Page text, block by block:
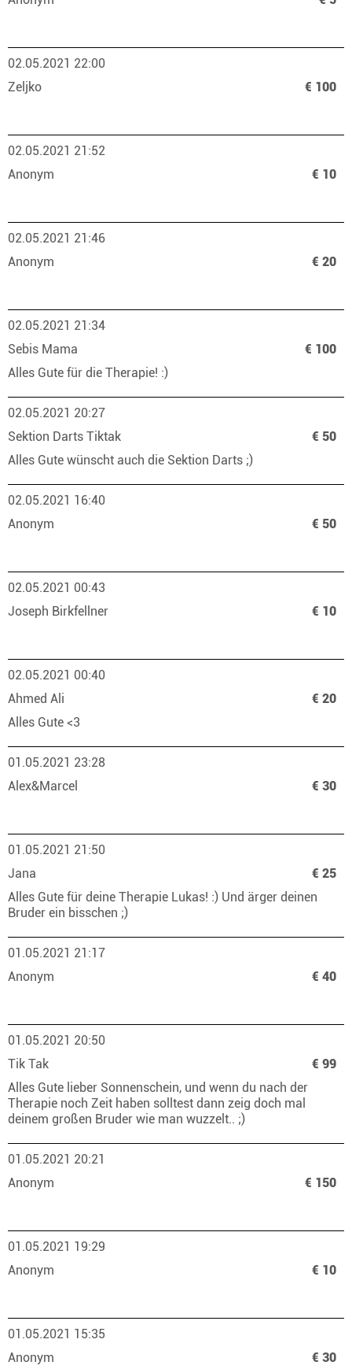
02.05.2021 22:00
Zeljko
€ 100
02.05.2021 21:52
Anonym
€ 10
02.05.2021 21:46
Anonym
€ 20
02.05.2021 21:34
Sebis Mama
€ 100
Alles Gute für die Therapie! :)
02.05.2021 20:27
Sektion Darts Tiktak
€ 50
Alles Gute wünscht auch die Sektion Darts ;)
02.05.2021 16:40
Anonym
€ 50
02.05.2021 00:43
Joseph Birkfellner
€ 10
02.05.2021 00:40
Ahmed Ali
€ 20
Alles Gute <3
01.05.2021 23:28
Alex&Marcel
€ 30
01.05.2021 21:50
Jana
€ 25
Alles Gute für deine Therapie Lukas! :) Und ärger deinen
Bruder ein bisschen ;)
01.05.2021 21:17
Anonym
€ 40
01.05.2021 20:50
Tik Tak
€ 99
Alles Gute lieber Sonnenschein, und wenn du nach der
Therapie noch Zeit haben solltest dann zeig doch mal
deinem großen Bruder wie man wuzzelt.. ;)
01.05.2021 20:21
Anonym
€ 150
01.05.2021 19:29
Anonym
€ 10
01.05.2021 15:35
Anonym
€ 30